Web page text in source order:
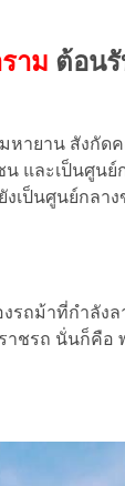
าม ต้อน
ายาน สังกัด
และเป็นศูน
เป็นศูนย์กล
ถม้าที่กำลังล
าชรถ นั่นก็คือ